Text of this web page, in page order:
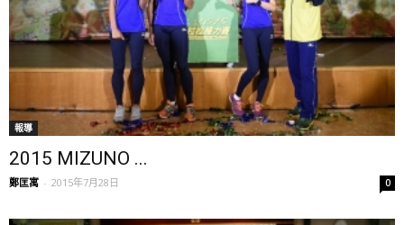
報導
2015 MIZUNO ...
鄭匡寓 - 2015年7月28日 0